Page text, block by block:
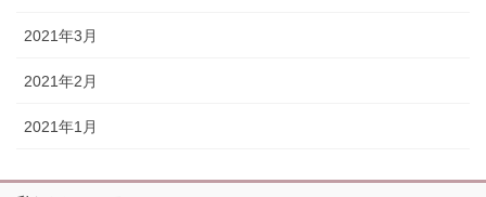
2021年3月
2021年2月
2021年1月